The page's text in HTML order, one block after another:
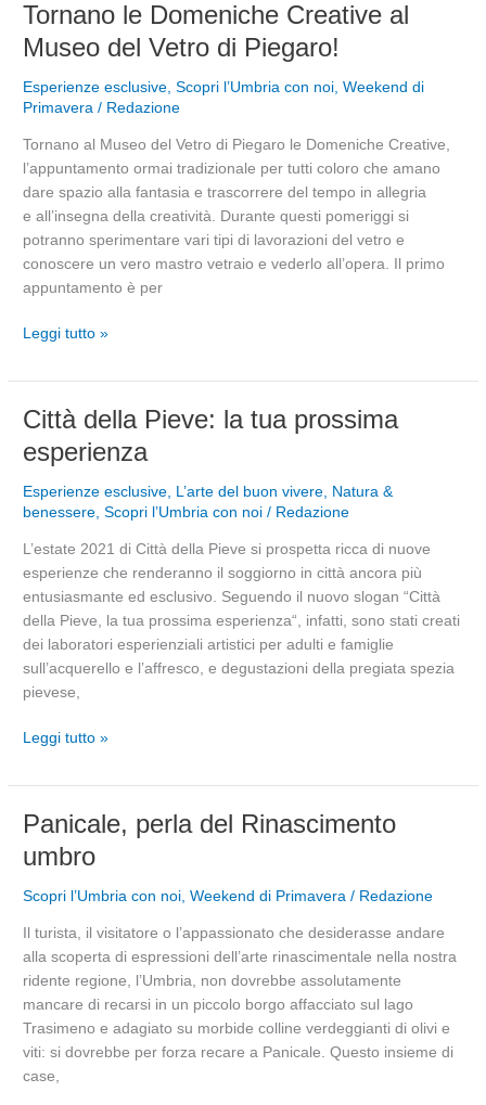
Tornano le Domeniche Creative al
Museo del Vetro di Piegaro!
Esperienze esclusive,Scopri l’Umbria con noi,Weekend di
Primavera / Redazione
Tornano al Museo del Vetro di Piegaro le Domeniche Creative,
l’appuntamento ormai tradizionale per tutti coloro che amano
dare spazio alla fantasia e trascorrere del tempo in allegria
e all’insegna della creatività. Durante questi pomeriggi si
potranno sperimentare vari tipi di lavorazioni del vetro e
conoscere un vero mastro vetraio e vederlo all’opera. Il primo
appuntamento è per
Tornano
Domeniche
Creative
al
del
Vetro
di
Piegaro!
Leggi tutto »
Città della Pieve: la tua prossima
esperienza
Esperienze esclusive, L’arte del buon vivere, Natura &
benessere,Scopri l’Umbria con noi / Redazione
L’estate 2021 di Città della Pieve si prospetta ricca di nuove
esperienze che renderanno il soggiorno in città ancora più
entusiasmante ed esclusivo. Seguendo il nuovo slogan “Città
della Pieve, la tua prossima esperienza“, infatti, sono stati creati
dei laboratori esperienziali artistici per adulti e famiglie
sull’acquerello e l’affresco, e degustazioni della pregiata spezia
pievese,
Città
Pieve:
la
tua
esperienza
Leggi tutto »
Panicale, perla del Rinascimento
umbro
Scopri l’Umbria con noi,Weekend di Primavera / Redazione
Il turista, il visitatore o l’appassionato che desiderasse andare
alla scoperta di espressioni dell’arte rinascimentale nella nostra
ridente regione, l’Umbria, non dovrebbe assolutamente
mancare di recarsi in un piccolo borgo affacciato sul lago
Trasimeno e adagiato su morbide colline verdeggianti di olivi e
viti: si dovrebbe per forza recare a Panicale. Questo insieme di
case,
Panicale,
del
Rinascimento